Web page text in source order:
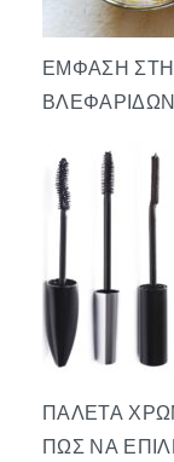
ΈΜΦΑΣΗ
ΠΑΛΈΤΑ
ΠΏΣ ΝΑ